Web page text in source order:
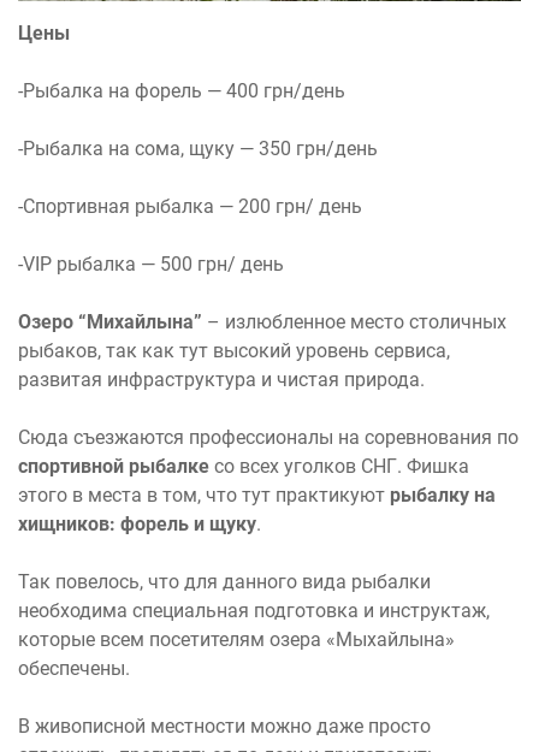
Цены
-Рыбалка на форель — 400 грн/день
-Рыбалка на сома, щуку — 350 грн/день
-Спортивная рыбалка — 200 грн/ день
-VIP рыбалка — 500 грн/ день
Озеро “Михайлына” – излюбленное место столичных
рыбаков, так как тут высокий уровень сервиса,
развитая инфраструктура и чистая природа.
Сюда съезжаются профессионалы на соревнования по
спортивной рыбалке со всех уголков СНГ. Фишка
этого в места в том, что тут практикуют рыбалку на
хищников: форель и щуку.
Так повелось, что для данного вида рыбалки
необходима специальная подготовка и инструктаж,
которые всем посетителям озера «Мыхайлына»
обеспечены.
В живописной местности можно даже просто